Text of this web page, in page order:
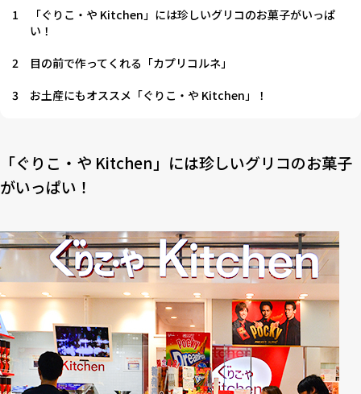
1
「ぐりこ・や Kitchen」には珍しいグリコのお菓子がいっぱ
い！
2
目の前で作ってくれる「カプリコルネ」
3
お土産にもオススメ「ぐりこ・や Kitchen」！
「ぐりこ・や Kitchen」には珍しいグリコのお菓子
がいっぱい！